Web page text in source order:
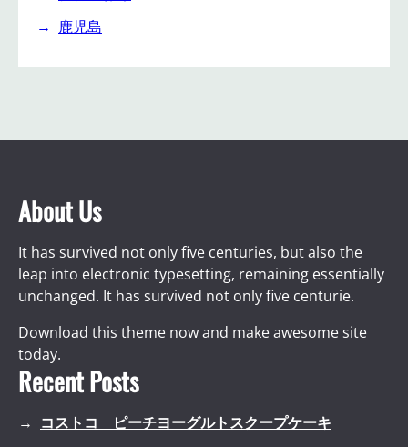
鹿児島
About Us
It has survived not only five centuries, but also the
leap into electronic typesetting, remaining essentially
unchanged. It has survived not only five centurie.
Download this theme now and make awesome site
today.
Recent Posts
コストコ ピーチヨーグルトスクープケーキ